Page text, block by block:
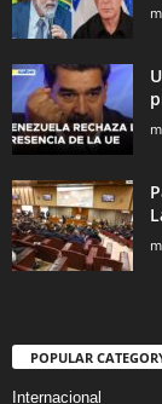
POPULAR
Internacional
Deportes
latinoamerica